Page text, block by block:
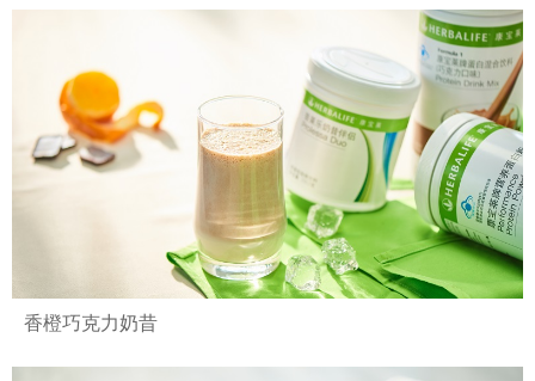
香橙巧克力奶昔